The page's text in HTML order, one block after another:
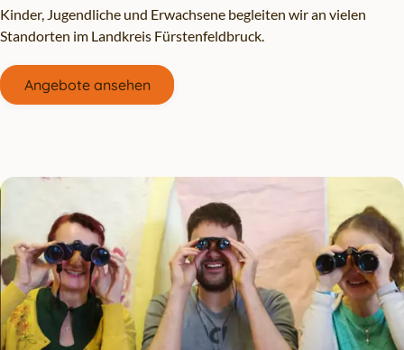
Kinder, Jugendliche und Erwachsene begleiten wir an vielen
Standorten im Landkreis Fürstenfeldbruck.
Angebote ansehen